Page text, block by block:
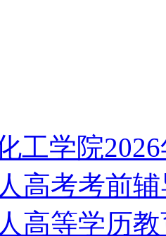
工学院
高考考前
高等学历